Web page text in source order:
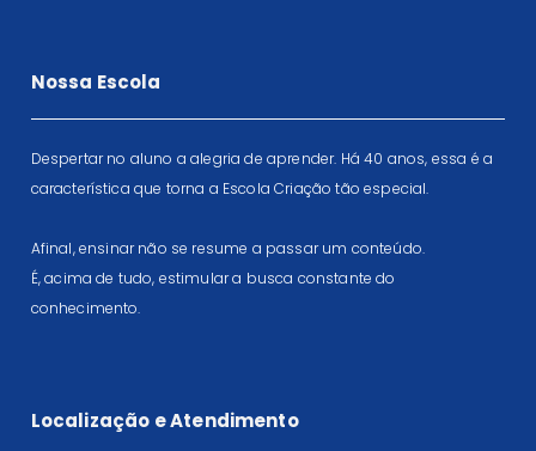
Nossa Escola
Despertar no aluno a alegria de aprender. Há 40 anos, essa é a
característica que torna a Escola Criação tão especial.
Afinal, ensinar não se resume a passar um conteúdo.
É, acima de tudo, estimular a busca constante do
conhecimento.
Localização e Atendimento